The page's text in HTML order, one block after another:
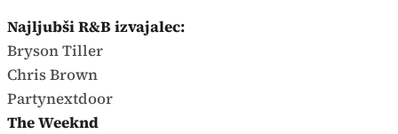
Najljubši R&B izvajalec:
Bryson Tiller
Chris Brown
Partynextdoor
The Weeknd